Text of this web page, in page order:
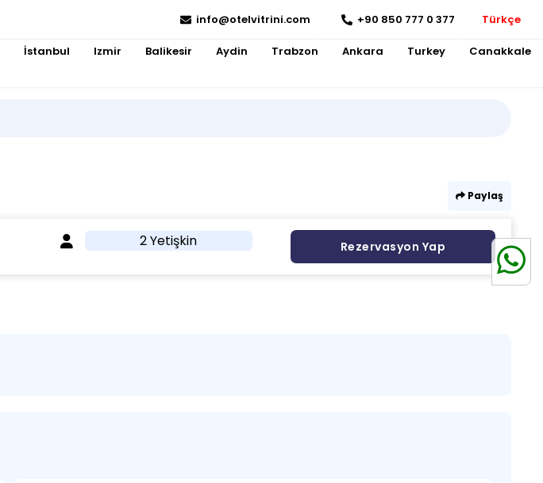
info@otelvitrini.com +90 850 777 0 377 Türkçe
İstanbul Izmir Balikesir Aydin Trabzon Ankara Turkey Canakkale
Paylaş
2 Yetişkin Rezervasyon Yap